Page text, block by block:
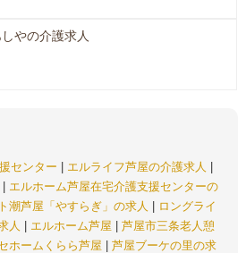
やの介護求人
センター
エルライフ芦屋の介護求人
エルホーム芦屋在宅介護支援センターの
潮芦屋「やすらぎ」の求人
ロングライ
人 エルホーム芦屋
芦屋市三条老人憩
ホームくらら芦屋
芦屋ブーケの里の求